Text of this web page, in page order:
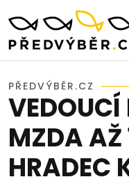
PŘEDVÝBĚR.CZ
MZDA
HRADEC